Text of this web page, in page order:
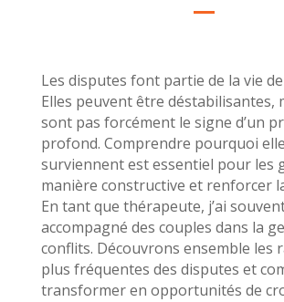
Les disputes font partie de la vie
Elles peuvent être déstabilisantes,
sont pas forcément le signe d’un
profond. Comprendre pourquoi
surviennent est essentiel pour les
manière constructive et renforcer
En tant que thérapeute, j’ai
accompagné des couples dans la
conflits. Découvrons ensemble les
plus fréquentes des disputes et
transformer en opportunités de